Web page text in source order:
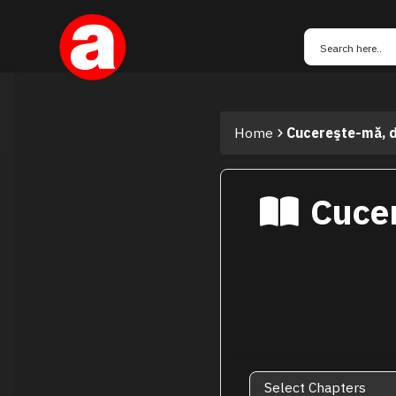
Home Cucereşte-mă,